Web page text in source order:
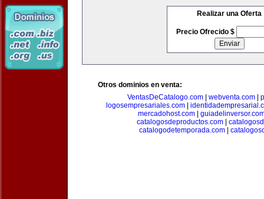
Realizar una Oferta
Precio Ofrecido $
Otros dominios en venta:
VentasDeCatalogo.com| webventa.com|
logosempresariales.com|
mercadohost.com|
catalogosdeproductos.com
catalogodetemporada.com